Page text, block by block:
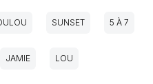
SUNSET 5 À 7
JAMIE LOU